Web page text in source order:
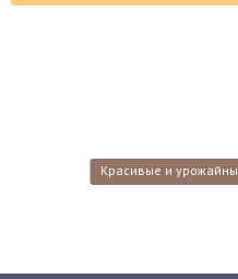
Красивые и